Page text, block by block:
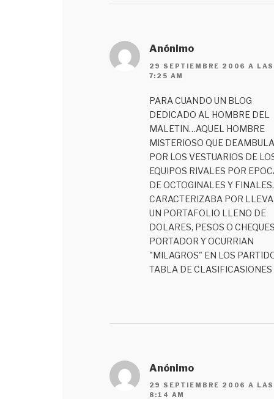
Anónimo
29 SEPTIEMBRE 2006 A LAS
7:25 AM
PARA CUANDO UN BLOG
DEDICADO AL HOMBRE DEL
MALETIN…AQUEL HOMBRE
MISTERIOSO QUE
POR LOS VESTUARIOS DE
EQUIPOS RIVALES POR
DE OCTOGINALES Y
CARACTERIZABA POR
UN PORTAFOLIO LLENO DE
DOLARES, PESOS O
PORTADOR Y OCURRIAN
"MILAGROS" EN LOS
TABLA DE CLASIFICASIONES
Anónimo
29 SEPTIEMBRE 2006 A LAS
8:14 AM